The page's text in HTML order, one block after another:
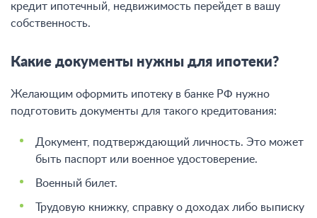
кредит ипотечный, недвижимость перейдет в вашу
собственность.
Какие документы нужны для ипотеки?
Желающим оформить ипотеку в банке РФ нужно
подготовить документы для такого кредитования:
Документ, подтверждающий личность. Это может
быть паспорт или военное удостоверение.
Военный билет.
Трудовую книжку, справку о доходах либо выписку